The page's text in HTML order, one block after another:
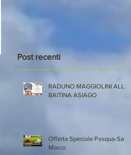
Post recenti
RADUNO MAGGIOLINI ALLA
BAITINA ASIAGO
Offerta Speciale Pasqua-San
Marco